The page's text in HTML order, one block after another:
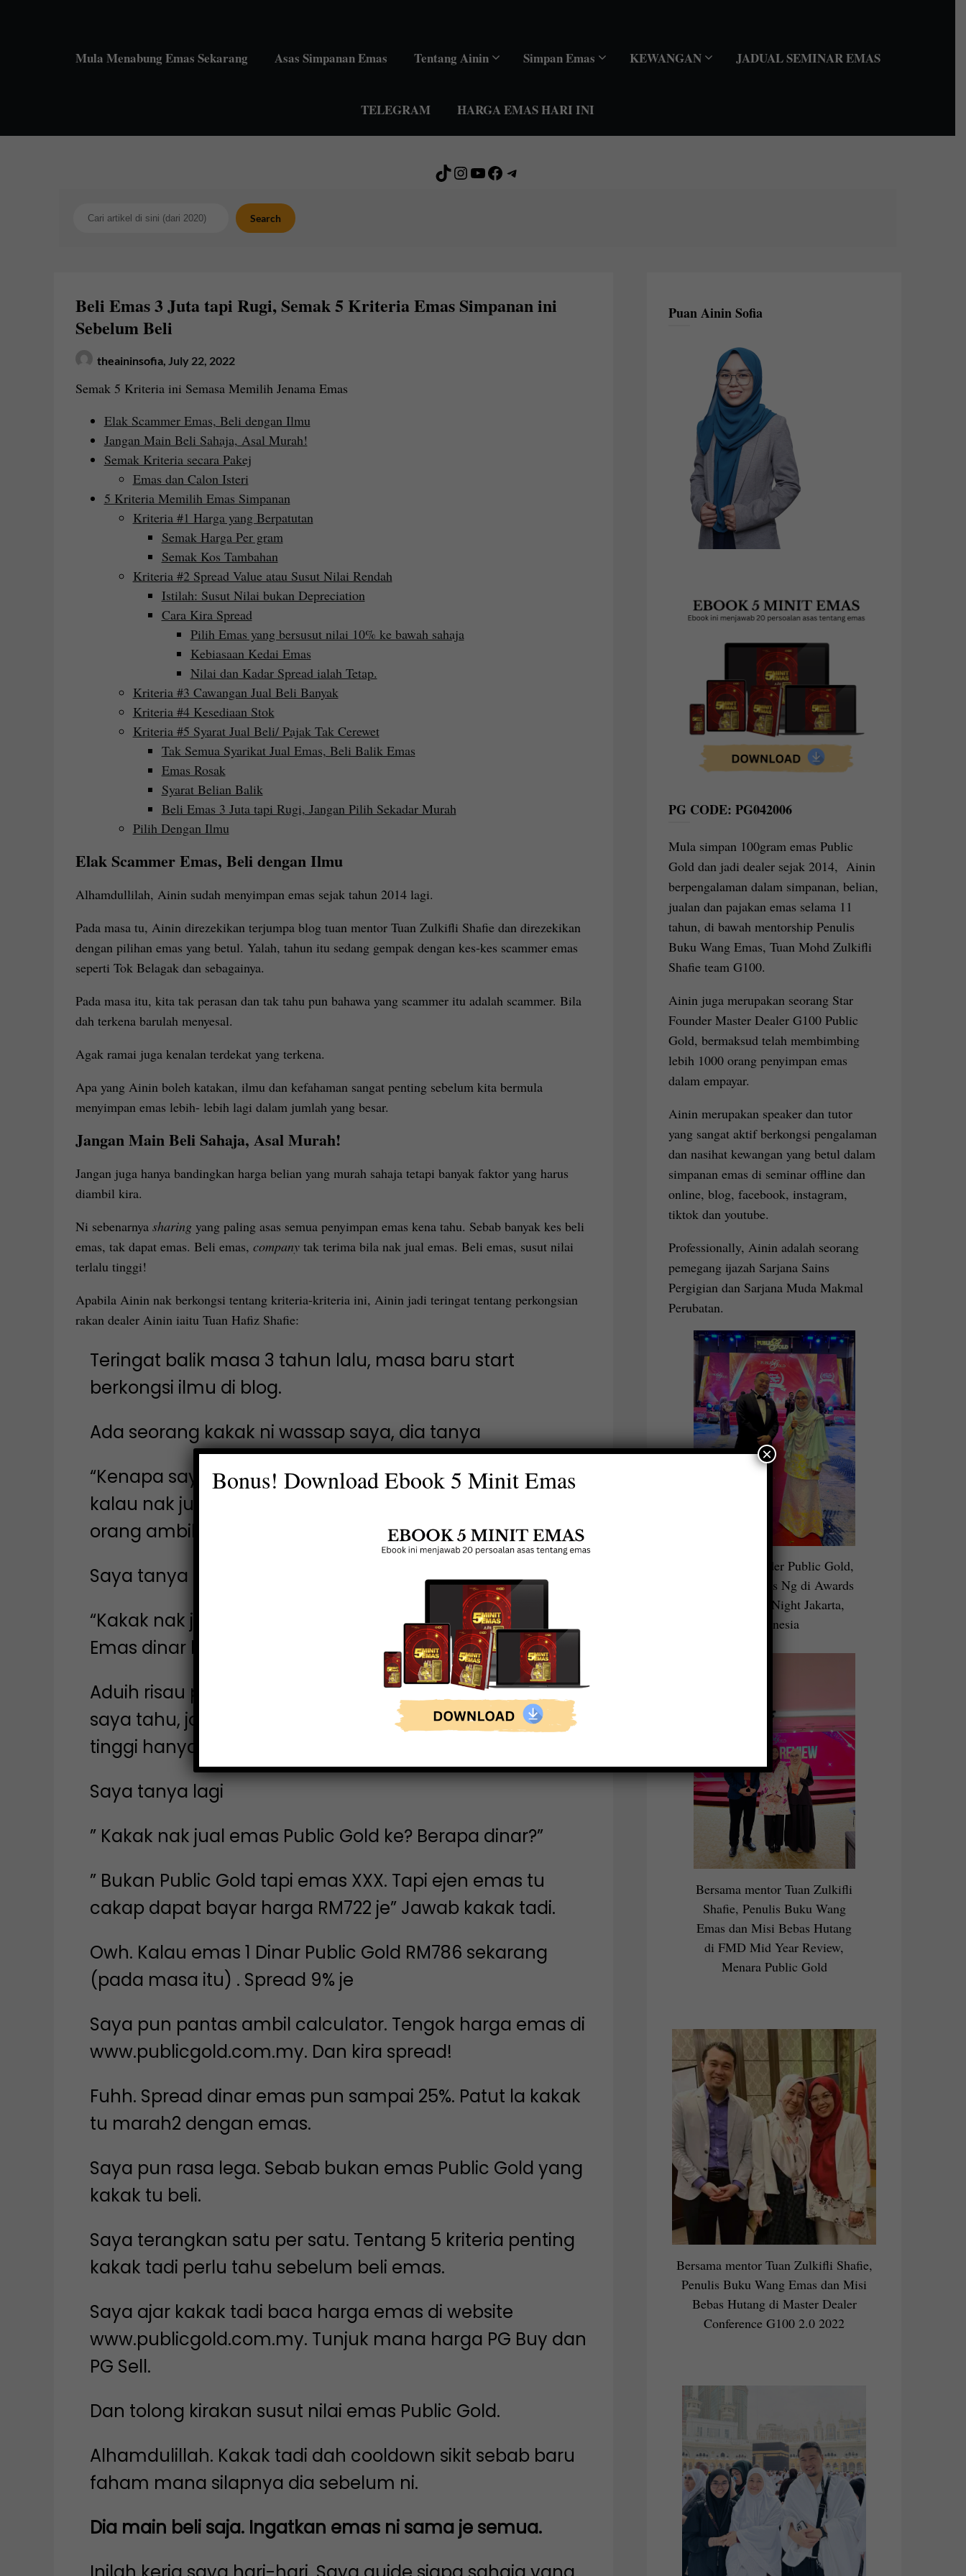
Mula Menabung Emas Sekarang Asas Simpanan Emas Tentang Ainin Simpan Emas KEWANGAN JADUAL SEMINAR EMAS
TELEGRAM HARGA EMAS HARI INI
TikTok
Instagram
YouTube
Facebook
Telegram
Search Search
Beli Emas 3 Juta tapi Rugi, Semak 5 Kriteria Emas Simpanan ini
Sebelum Beli
theaininsofia, July 22, 2022
Semak 5 Kriteria ini Semasa Memilih Jenama Emas
Elak Scammer Emas, Beli dengan Ilmu
Jangan Main Beli Sahaja, Asal Murah!
Semak Kriteria secara Pakej
Emas dan Calon Isteri
5 Kriteria Memilih Emas Simpanan
Kriteria #1 Harga yang Berpatutan
Semak Harga Per gram
Semak Kos Tambahan
Kriteria #2 Spread Value atau Susut Nilai Rendah
Istilah: Susut Nilai bukan Depreciation
Cara Kira Spread
Pilih Emas yang bersusut nilai 10% ke bawah sahaja
Kebiasaan Kedai Emas
Nilai dan Kadar Spread ialah Tetap.
Kriteria #3 Cawangan Jual Beli Banyak
Kriteria #4 Kesediaan Stok
Kriteria #5 Syarat Jual Beli/ Pajak Tak Cerewet
Tak Semua Syarikat Jual Emas, Beli Balik Emas
Emas Rosak
Syarat Belian Balik
Beli Emas 3 Juta tapi Rugi, Jangan Pilih Sekadar Murah
Pilih Dengan Ilmu
Elak Scammer Emas, Beli dengan Ilmu
Alhamdullilah, Ainin sudah menyimpan emas sejak tahun 2014 lagi.
Pada masa tu, Ainin direzekikan terjumpa blog tuan mentor Tuan Zulkifli Shafie dan direzekikan
dengan pilihan emas yang betul. Yalah, tahun itu sedang gempak dengan kes-kes scammer emas
seperti Tok Belagak dan sebagainya.
Pada masa itu, kita tak perasan dan tak tahu pun bahawa yang scammer itu adalah scammer. Bila
dah terkena barulah menyesal.
Agak ramai juga kenalan terdekat yang terkena.
Apa yang Ainin boleh katakan, ilmu dan kefahaman sangat penting sebelum kita bermula
menyimpan emas lebih- lebih lagi dalam jumlah yang besar.
Jangan Main Beli Sahaja, Asal Murah!
Jangan juga hanya bandingkan harga belian yang murah sahaja tetapi banyak faktor yang harus
diambil kira.
Ni sebenarnya sharingyang paling asas semua penyimpan emas kena tahu. Sebab banyak kes beli
emas, tak dapat emas. Beli emas, companytak terima bila nak jual emas. Beli emas, susut nilai
terlalu tinggi!
Apabila Ainin nak berkongsi tentang kriteria-kriteria ini, Ainin jadi teringat tentang perkongsian
rakan dealer Ainin iaitu Tuan Hafiz Shafie:
Teringat balik masa 3 tahun lalu, masa baru start
berkongsi ilmu di blog.
Ada seorang kakak ni wassap saya, dia tanya
“Kenapa saya beli emas 3 tahun lalu, dan saya kira-kira
kalau nak jual sekarang. Rugi duit saya! Sebab emas tu
orang ambil murah. Susut nilai hampir 30%”
Saya tanya balik kakak tu,
“Kakak nak jual barang kemas ke?” Dia cakap “Bukan!
Emas dinar lah!”
Aduih risau pulak saya. Saya dah rasa pelik. Apa yang
saya tahu, jongkong emas Public Gold susut nilai paling
tinggi hanya 9%.
Saya tanya lagi
” Kakak nak jual emas Public Gold ke? Berapa dinar?”
” Bukan Public Gold tapi emas XXX. Tapi ejen emas tu
cakap dapat bayar harga RM722 je” Jawab kakak tadi.
Owh. Kalau emas 1 Dinar Public Gold RM786 sekarang
(pada masa itu) . Spread 9% je
Saya pun pantas ambil calculator. Tengok harga emas di
www.publicgold.com.my. Dan kira spread!
Fuhh. Spread dinar emas pun sampai 25%. Patut la kakak
tu marah2 dengan emas.
Saya pun rasa lega. Sebab bukan emas Public Gold yang
kakak tu beli.
Saya terangkan satu per satu. Tentang 5 kriteria penting
kakak tadi perlu tahu sebelum beli emas.
Saya ajar kakak tadi baca harga emas di website
www.publicgold.com.my. Tunjuk mana harga PG Buy dan
PG Sell.
Dan tolong kirakan susut nilai emas Public Gold.
Alhamdulillah. Kakak tadi dah cooldown sikit sebab baru
faham mana silapnya dia sebelum ni.
Dia main beli saja. Ingatkan emas ni sama je semua.
Puan Ainin Sofia
PG CODE: PG042006
Mula simpan 100gram emas Public
Gold dan jadi dealer sejak 2014, Ainin
berpengalaman dalam simpanan, belian,
jualan dan pajakan emas selama 11
tahun, di bawah mentorship Penulis
Buku Wang Emas, Tuan Mohd Zulkifli
Shafie team G100.
Ainin juga merupakan seorang Star
Founder Master Dealer G100 Public
Gold, bermaksud telah membimbing
lebih 1000 orang penyimpan emas
dalam empayar.
Ainin merupakan speaker dan tutor
yang sangat aktif berkongsi pengalaman
dan nasihat kewangan yang betul dalam
simpanan emas di seminar offline dan
online, blog, facebook, instagram,
tiktok dan youtube.
Professionally, Ainin adalah seorang
pemegang ijazah Sarjana Sains
Pergigian dan Sarjana Muda Makmal
Perubatan.
bersama Founder Public Gold,
Dato Seri Louis Ng di Awards
Recognition Night Jakarta,
Indonesia
Bersama mentor Tuan Zulkifli
Shafie, Penulis Buku Wang
Emas dan Misi Bebas Hutang
di FMD Mid Year Review,
Menara Public Gold
Bersama mentor Tuan Zulkifli Shafie,
Penulis Buku Wang Emas dan Misi
Bebas Hutang di Master Dealer
Conference G100 2.0 2022
Bonus! Download Ebook 5 Minit Emas
×